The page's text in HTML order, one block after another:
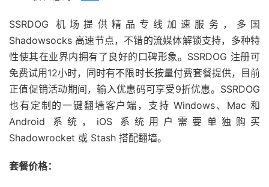
SSRDOG 机场提供精品专线加速服务，多国
Shadowsocks 高速节点，不错的流媒体解锁支持，多种特
性使其在业界内拥有了良好的口碑形象。SSRDOG 注册可
免费试用12小时，同时有不限时长按量付费套餐提供，目前
正值促销活动期间，输入优惠码可享受9折优惠。SSRDOG
也有定制的一键翻墙客户端，支持 Windows、Mac 和
Android 系统，iOS 系统用户需要单独购买
Shadowrocket 或 Stash 搭配翻墙。
套餐价格：